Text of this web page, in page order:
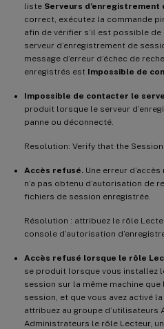
liste Serveurs d’enregistrement
correct, exécutez la commande
afin de vérifier s’il est possible
serveur d’enregistrement de
message d’erreur d’échec de
enregistrés est Impossible de
Impossible de contacter le
produit lorsque le serveur
panne ou déconnecté.
Resolution: Verify that the
Accès refusé. Une erreur
n’a pas obtenu d’autorisation de
fichiers de session enregistrée.
Résolution : attribuez le rôle
console d’autorisation
Accès refusé lorsque le rôle
se produit lorsque vous installez
session sur la même machine
session, et que vous avez activé
attribuez au groupe d’utilisateurs
Administrateurs le rôle Lecteur,